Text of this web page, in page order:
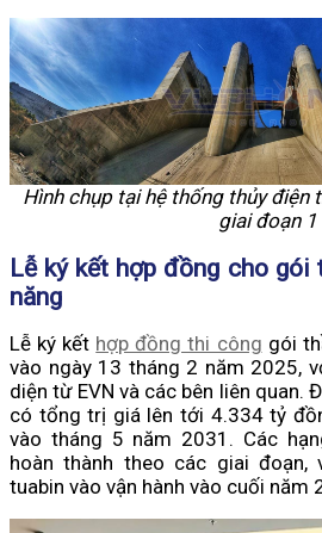
Hình chụp tại hệ thống thủy điện
giai đoạn 1
Lễ ký kết hợp đồng cho
năng
Lễ ký kết hợp đồng thi công gói
vào ngày 13 tháng 2 năm 2025,
diện từ EVN và các bên liên quan.
có tổng trị giá lên tới 4.334 tỷ
vào tháng 5 năm 2031. Các
hoàn thành theo các giai
tuabin vào vận hành vào cuối năm